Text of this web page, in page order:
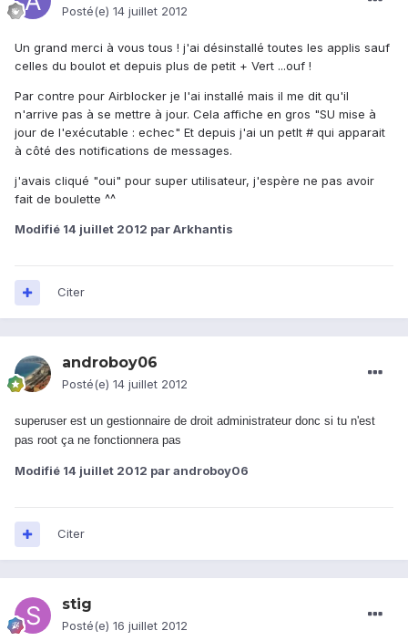
Posté(e) 14 juillet 2012
Un grand merci à vous tous ! j'ai désinstallé toutes les applis sauf
celles du boulot et depuis plus de petit + Vert ...ouf !
Par contre pour Airblocker je l'ai installé mais il me dit qu'il
n'arrive pas à se mettre à jour. Cela affiche en gros "SU mise à
jour de l'exécutable : echec" Et depuis j'ai un petIt # qui apparait
à côté des notifications de messages.
j'avais cliqué "oui" pour super utilisateur, j'espère ne pas avoir
fait de boulette ^^
Modifié 14 juillet 2012 par Arkhantis
Citer
androboy06
Posté(e) 14 juillet 2012
superuser est un gestionnaire de droit administrateur donc si tu n'est
pas root ça ne fonctionnera pas
Modifié 14 juillet 2012 par androboy06
Citer
stig
Posté(e) 16 juillet 2012